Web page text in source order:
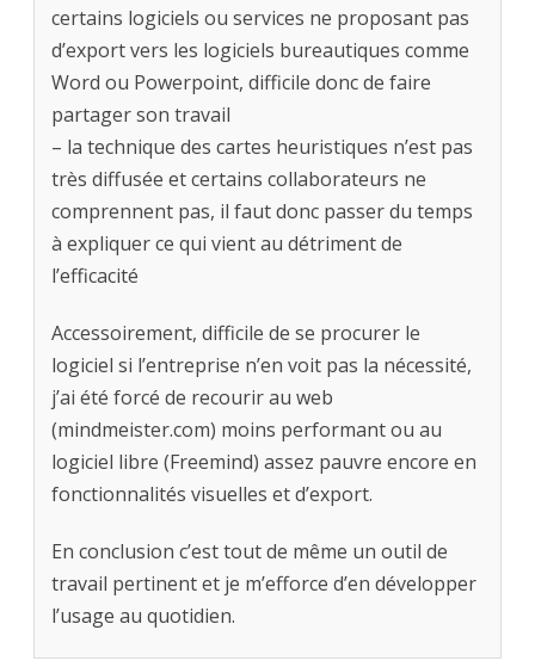
certains logiciels ou services ne proposant pas
d’export vers les logiciels bureautiques comme
Word ou Powerpoint, difficile donc de faire
partager son travail
– la technique des cartes heuristiques n’est pas
très diffusée et certains collaborateurs ne
comprennent pas, il faut donc passer du temps
à expliquer ce qui vient au détriment de
l’efficacité
Accessoirement, difficile de se procurer le
logiciel si l’entreprise n’en voit pas la nécessité,
j’ai été forcé de recourir au web
(mindmeister.com) moins performant ou au
logiciel libre (Freemind) assez pauvre encore en
fonctionnalités visuelles et d’export.
En conclusion c’est tout de même un outil de
travail pertinent et je m’efforce d’en développer
l’usage au quotidien.